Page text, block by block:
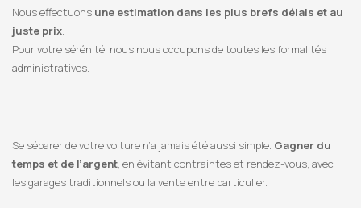
Nous effectuons une estimation dans les plus brefs délais et au
juste prix.
Pour votre sérénité, nous nous occupons de toutes les formalités
administratives.
Se séparer de votre voiture n’a jamais été aussi simple. Gagner du
temps et de l’argent, en évitant contraintes et rendez-vous, avec
les garages traditionnels ou la vente entre particulier.